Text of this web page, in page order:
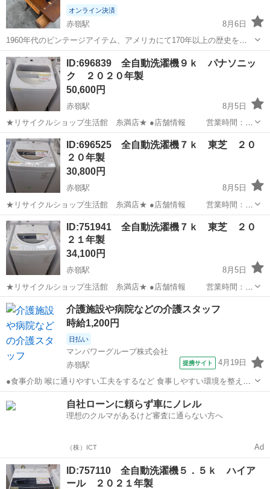
オンライン決済
赤嶺駅
8月6日
1960年代のビンテージアイテム、アメリカにて170年以上の歴史を誇
る、国産のシンガー（SINGER）の足踏みミシンです。 本体の色がク
リームやベージュ系といった明るめです。 本体、脚ともに重厚感のあ
るアイアン製でずっ...
沖縄 豊見城市 生活家電
ID:696839 全自動洗濯機９ｋ パナソニッ
ク ２０２０年製
50,600円
赤嶺駅
8月5日
★リサイクルショップ生活館 糸満店★ ●店舗情報 営業時間：
10：00 ～ 19：30(定休なし） 住 所：糸満市兼城369-10 お
支払いは、現金、各種クレジットカード（税込み...
沖縄 糸満市 生活家電 店舗
ID:696525 全自動洗濯機７ｋ 東芝 ２０
２０年製
30,800円
赤嶺駅
8月5日
★リサイクルショップ生活館 糸満店★ ●店舗情報 営業時間：
10：00 ～ 19：30(定休なし） 住 所：糸満市兼城369-10 お
支払いは、現金、各種クレジットカード（税込み...
沖縄 糸満市 生活家電 店舗
ID:751941 全自動洗濯機７ｋ 東芝 ２０
２１年製
34,100円
赤嶺駅
8月5日
★リサイクルショップ生活館 糸満店★ ●店舗情報 営業時間：
10：00 ～ 19：30(定休なし） 住 所：糸満市兼城369-10 お
支払いは、現金、各種クレジットカード（税込み...
沖縄 赤嶺駅 生活家電 店舗
介護施設や病院などの介護スタッフ
時給1,200円
日払い
マンパワーグループ株式会社
赤嶺駅
提携サイト 4月19日
●食事介助 喉に通りやすい工夫をするなど 食事しやすい環境を整える
料理を口まで運ぶ・お箸を持つサポートなど 食事のお手伝い ●排泄介
助 トイレへの誘導 体勢・着替えなどのお手伝い ※利用者様によっ
て、おむつ介助もあります...
赤嶺駅 介護
自社ローンに頼らず車にノレル
理想のクルマがあるけど審査に通らない方へ
（株）ICT Ad
ID:757110 全自動洗濯機５．５ｋ ハイア
ール ２０２１年製